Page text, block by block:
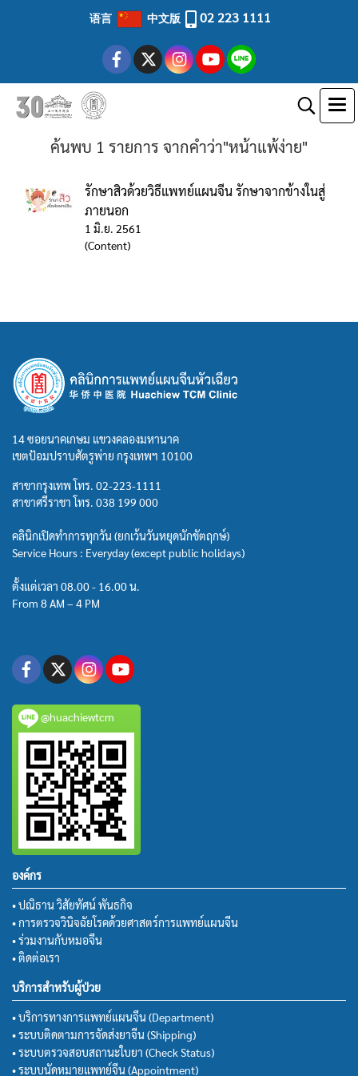
语言 中文版 02 223 1111
ค้นพบ 1 รายการ จากคำว่า"หน้าแพ้ง่าย"
รักษาสิวด้วยวิธีแพทย์แผนจีน รักษาจากข้างในสู่
ภายนอก
1 มิ.ย. 2561
(Content)
14 ซอยนาคเกษม แขวงคลองมหานาค
เขตป้อมปราบศัตรูพ่าย กรุงเทพฯ 10100
สาขากรุงเทพ โทร. 02-223-1111
สาขาศรีราชา โทร. 038 199 000
คลินิกเปิดทำการทุกวัน (ยกเว้นวันหยุดนักขัตฤกษ์)
Service Hours : Everyday (except public holidays)
ตั้งแต่เวลา 08.00 - 16.00 น.
From 8 AM – 4 PM
@huachiewtcm
องค์กร
• ปณิธาน วิสัยทัศน์ พันธกิจ
• การตรวจวินิจฉัยโรคด้วยศาสตร์การแพทย์แผนจีน
• ร่วมงานกับหมอจีน
• ติดต่อเรา
บริการสำหรับผู้ป่วย
• บริการทางการแพทย์แผนจีน (Department)
• ระบบติดตามการจัดส่งยาจีน (Shipping)
• ระบบตรวจสอบสถานะใบยา (Check Status)
• ระบบนัดหมายแพทย์จีน (Appointment)